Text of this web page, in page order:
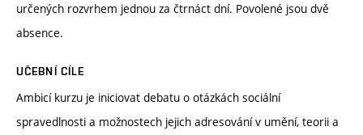
určených rozvrhem jednou za čtrnáct dní. Povolené jsou dvě
absence.
UČEBNÍ CÍLE
Ambicí kurzu je iniciovat debatu o otázkách sociální
spravedlnosti a možnostech jejich adresování v umění, teorii a